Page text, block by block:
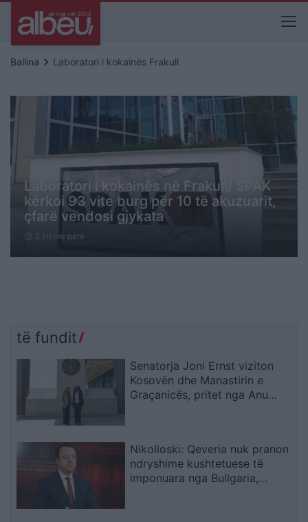
Ballina keyboard_arrow_right Laboratori i kokainës Frakull
Laboratori i kokainës në Frakull/ SPAK
kërkoi 93 vite burg për 10 të akuzuarit,
çfarë vendosi gjykata
schedule 2 vit me parë
të fundit
Senatorja Joni Ernst viziton
Kosovën dhe Manastirin e
Graçanicës, pritet nga Anu
Nikolloski: Qeveria nuk pranon
ndryshime kushtetuese të
imponuara nga Bullgaria,